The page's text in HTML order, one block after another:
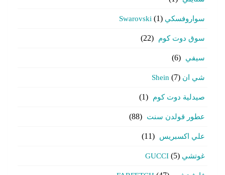
سواروفسكي Swarovski (1)
سوق دوت كوم (22)
سيفي (6)
شي ان Shein (7)
صيدلية دوت كوم (1)
عطور قولدن سنت (88)
علي اكسبريس (11)
غوتشي GUCCI (5)